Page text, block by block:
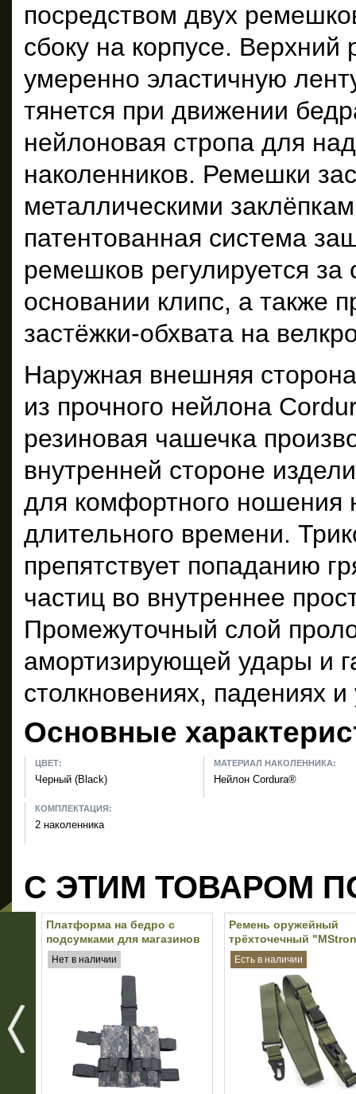
посредством двух
сбоку на корпусе.
умеренно эластичную
тянется при движении
нейлоновая стропа для
наколенников. Ремешки
металлическими
патентованная система
ремешков регулируется
основании клипс, а также
застёжки-обхвата на
Наружная внешняя
из прочного нейлона
резиновая чашечка
внутренней стороне
для комфортного ношения
длительного времени.
препятствует попаданию
частиц во внутреннее
Промежуточный слой
амортизирующей удары и
столкновениях, падениях и
Основные
ЦВЕТ:
Черный (Black)
МАТЕРИАЛ НАКОЛЕННИКА:
Нейлон Cordura®
КОМПЛЕКТАЦИЯ:
2 наколенника
С ЭТИМ ТОВАРОМ
Платформа на бедро с
подсумками для магазинов
M4/M16 MFH (ACU)
Нет в наличии
Ремень оружейный
трёхточечный
(Olive)
Есть в наличии